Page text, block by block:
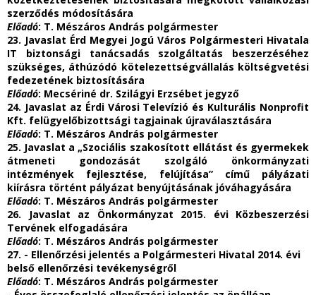
szerződés módosítására
Előadó: T. Mészáros András polgármester
23. Javaslat Érd Megyei Jogú Város Polgármesteri Hivatala
IT biztonsági tanácsadás szolgáltatás beszerzéséhez
szükséges, áthúzódó kötelezettségvállalás költségvetési
fedezetének biztosítására
Előadó: Mecsériné dr. Szilágyi Erzsébet jegyző
24. Javaslat az Érdi Városi Televízió és Kulturális Nonprofit
Kft. felügyelőbizottsági tagjainak újraválasztására
Előadó: T. Mészáros András polgármester
25. Javaslat a „Szociális szakosított ellátást és gyermekek
átmeneti gondozását szolgáló önkormányzati
intézmények fejlesztése, felújítása” című pályázati
kiírásra történt pályázat benyújtásának jóváhagyására
Előadó: T. Mészáros András polgármester
26. Javaslat az Önkormányzat 2015. évi Közbeszerzési
Tervének elfogadására
Előadó: T. Mészáros András polgármester
27. - Ellenőrzési jelentés a Polgármesteri Hivatal 2014. évi
belső ellenőrzési tevékenységről
Előadó: T. Mészáros András polgármester